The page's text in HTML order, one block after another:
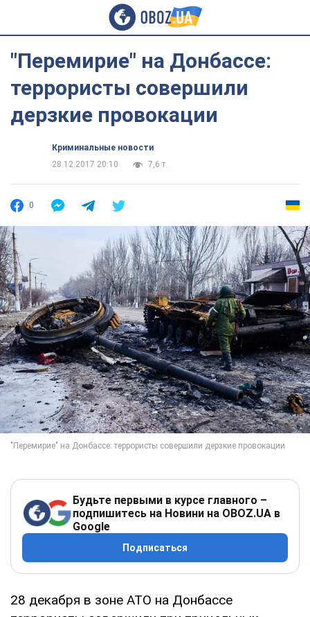
"Перемирие" на Донбассе:
террористы совершили
дерзкие провокации
Криминальные новости
28.12.2017 20:10
7,6 т.
0
Будьте первыми в курсе главного –
подпишитесь на Новини на OBOZ.UA в
Google
Подписаться
28 декабря в зоне АТО на Донбассе